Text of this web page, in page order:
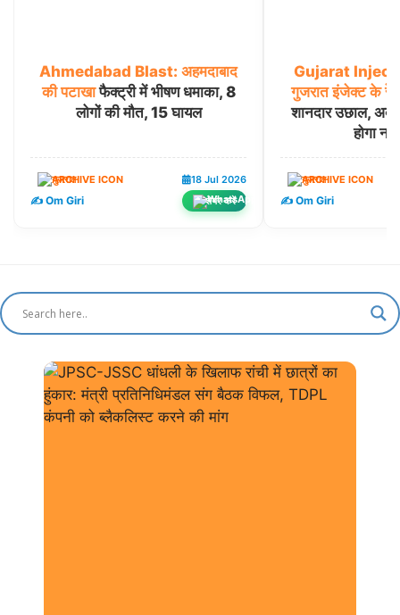
Ahmedabad Blast: अहमदाबाद
की पटाखाफैक्ट्री में भीषण धमाका, 8
लोगों की मौत, 15 घायल
गुजरात 18 Jul 2026
✍️ Om Giri शेयर करें
Gujarat Inject
गुजरात इंजेक्ट के
शानदार उछाल, अब
होगा
गुजरात
✍️ Om Giri